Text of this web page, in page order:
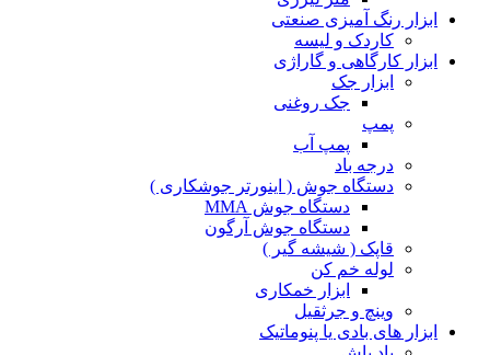
ابزار رنگ آمیزی صنعتی
کاردک و لیسه
ابزار کارگاهی و گاراژی
ابزار جک
جک روغنی
پمپ
پمپ آب
درجه باد
دستگاه جوش ( اینورتر جوشکاری )
دستگاه جوش MMA
دستگاه جوش آرگون
قاپک ( شیشه گیر )
لوله خم کن
ابزار خمکاری
وینچ و جرثقیل
ابزار های بادی یا پنوماتیک